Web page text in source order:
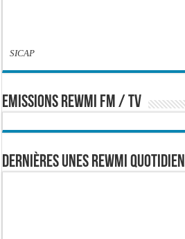
SICAP
EMISSIONS REWMI FM / TV
Dernières Unes Rewmi Quotidien